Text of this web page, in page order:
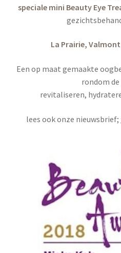
speciale mini Beauty Eye
La Prairie,
Een op maat gemaakte
rondom
revitaliseren,
lees ook onze nieuwsbrief;